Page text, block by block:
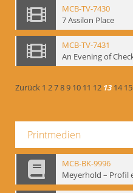
MCB-TV-7430
7 Assilon Place
MCB-TV-7431
Zurück 1 2789 10 11 12 13 14 15
Printmedien
MCB-BK-9996